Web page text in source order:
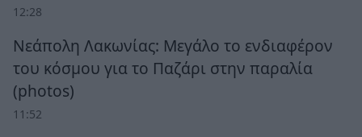
12:28
Νεάπολη Λακωνίας: Μεγάλο το ενδιαφέρον
του κόσμου για το Παζάρι στην παραλία
(photos)
11:52